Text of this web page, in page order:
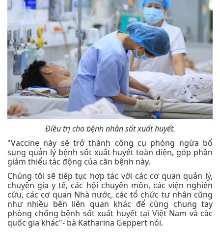
Điều trị cho bệnh nhân sốt xuất huyết.
"Vaccine này sẽ trở thành công cụ phòng ngừa bổ
sung quản lý bệnh sốt xuất huyết toàn diện, góp phần
giảm thiểu tác động của căn bệnh này.
Chúng tôi sẽ tiếp tục hợp tác với các cơ quan quản lý,
chuyên gia y tế, các hội chuyên môn, các viện nghiên
cứu, các cơ quan Nhà nước, các tổ chức tư nhân cũng
như nhiều bên liên quan khác để cùng chung tay
phòng chống bệnh sốt xuất huyết tại Việt Nam và các
quốc gia khác"- bà Katharina Geppert nói.